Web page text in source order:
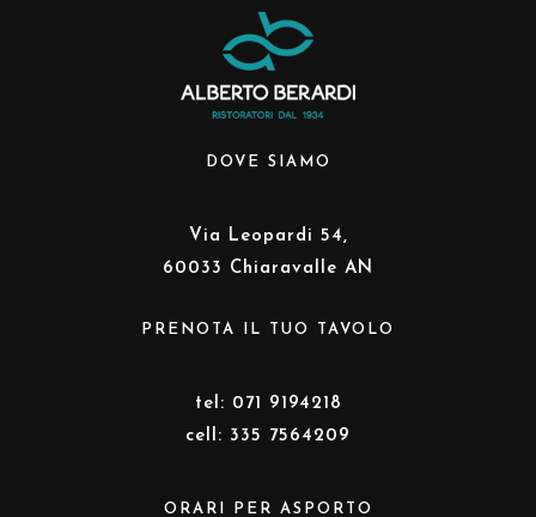
DOVE SIAMO
Via Leopardi 54,
60033 Chiaravalle AN
PRENOTA IL TUO TAVOLO
tel: 071 9194218
cell: 335 7564209
ORARI PER ASPORTO